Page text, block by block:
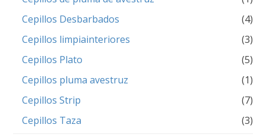
Cepillos Desbarbados
(4)
Cepillos limpiainteriores
(3)
Cepillos Plato
(5)
Cepillos pluma avestruz
(1)
Cepillos Strip
(7)
Cepillos Taza
(3)